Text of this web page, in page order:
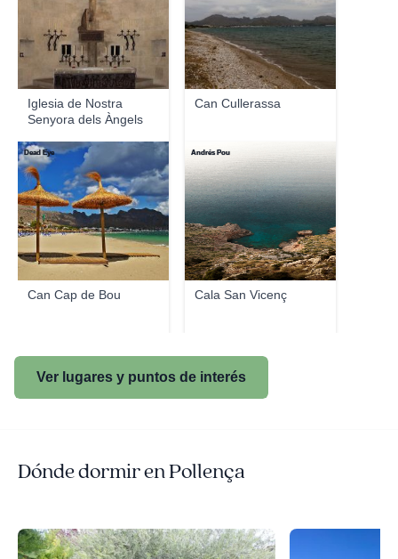
Iglesia de Nostra
Senyora dels Àngels
Can Cullerassa
Can Cap de Bou
Dead Eye
Cala San Vicenç
Andrés Pou
Ver lugares y puntos de interés
Dónde dormir en Pollença